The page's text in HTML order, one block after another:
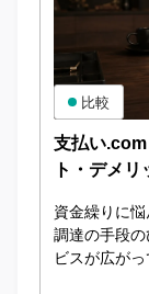
支払い
ト・デメリ
資金繰りに
調達の手段
ビスが広が
比較